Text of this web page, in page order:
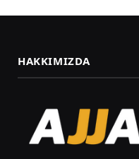
HAKKIMIZDA